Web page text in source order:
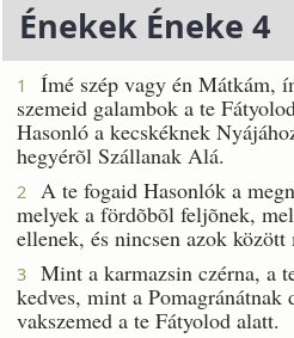
Énekek Éneke 4
1
Ímé szép vagy én Mátkám,
szemeid galambok a te
Hasonló a kecskéknek
hegyérõl Szállanak Alá.
2
A te fogaid Hasonlók a
melyek a fördõbõl feljõnek,
ellenek, és nincsen azok között
3
Mint a karmazsin czérna, a
kedves, mint a Pomagránátnak
vakszemed a te Fátyolod alatt.